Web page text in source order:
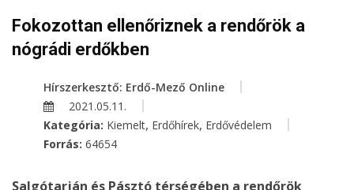
Fokozottan ellenőriznek a rendőrök a
nógrádi erdőkben
Hírszerkesztő: Erdő-Mező Online
2021.05.11.
Kategória: Kiemelt, Erdőhírek, Erdővédelem
Forrás: 64654
Salgótarján és Pásztó térségében a rendőrök